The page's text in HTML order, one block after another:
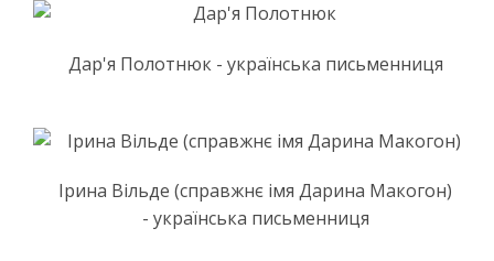
Дар'я Полотнюк - українська письменниця
Ірина Вільде (справжнє імя Дарина Макогон)
- українська письменниця